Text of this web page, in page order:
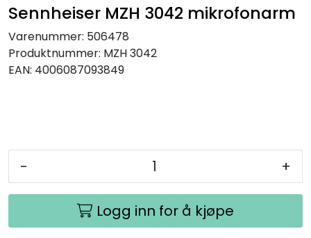
Sennheiser MZH 3042 mikrofonarm
Varenummer: 506478
Produktnummer: MZH 3042
EAN: 4006087093849
- +
Logg inn for å kjøpe